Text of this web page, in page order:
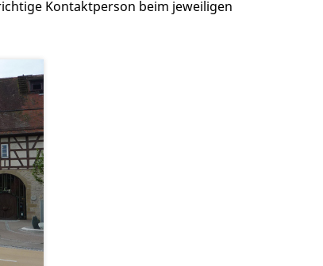
Kontaktperson beim jeweiligen